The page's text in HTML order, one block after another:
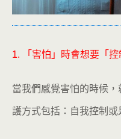
1. 「害怕」時會想要「控
當我們感覺害怕的時候
護方式包括：自我控制或